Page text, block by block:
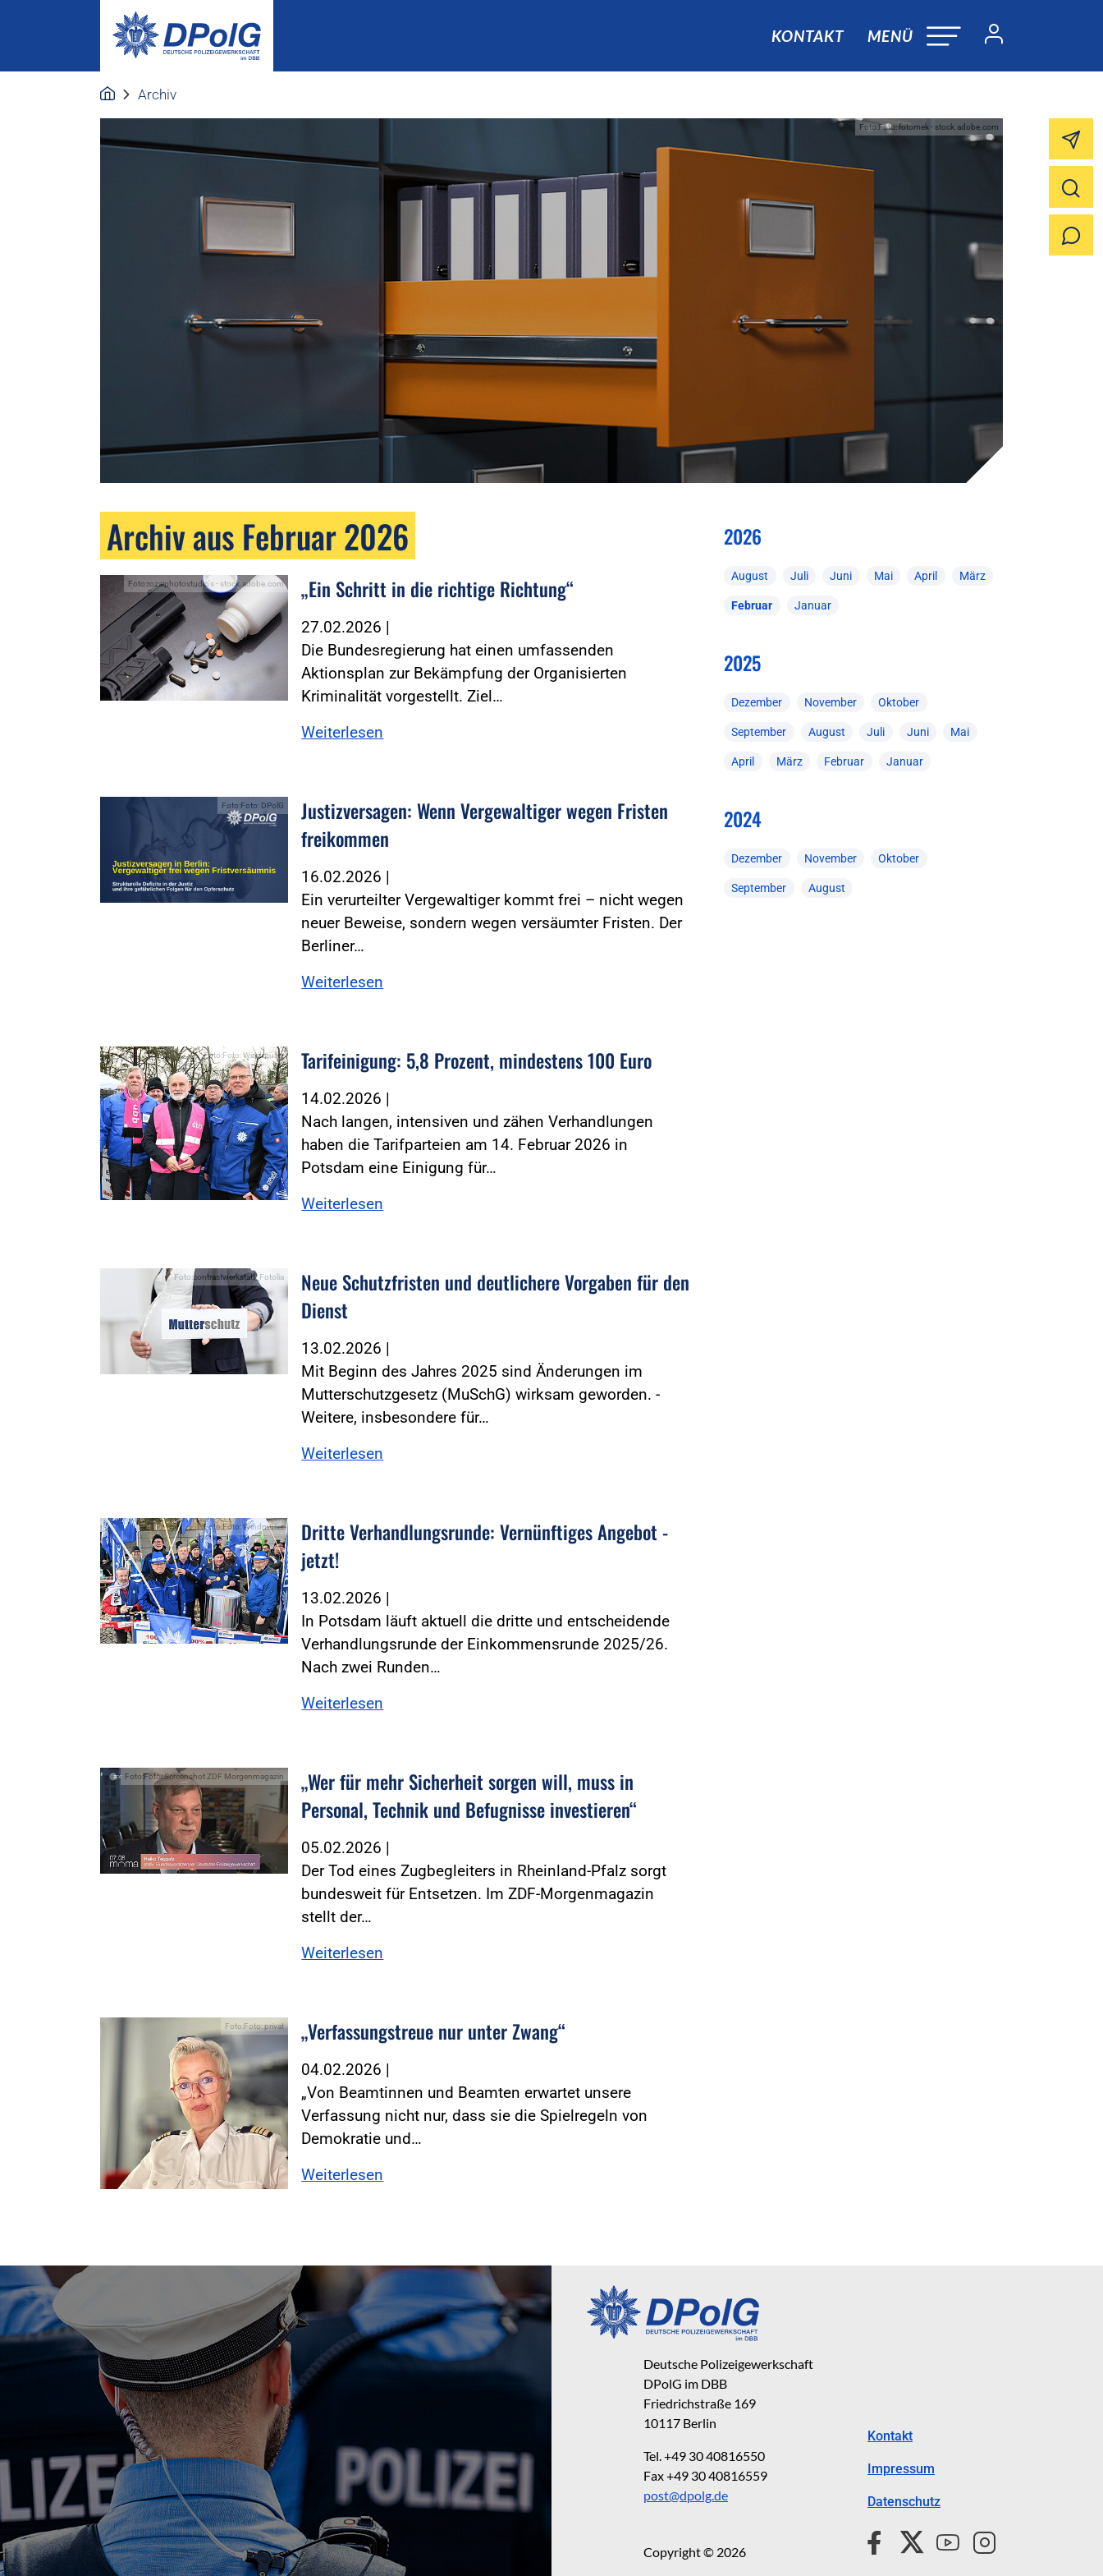
KONTAKT MENÜ
Archiv
Foto:Foto: fotomek - stock.adobe.com
Archiv aus Februar 2026
Foto:rozaiphotostudio's - stock.adobe.com „Ein Schritt in die richtige Richtung“
27.02.2026 |
Die Bundesregierung hat einen umfassenden
Aktionsplan zur Bekämpfung der Organisierten
Kriminalität vorgestellt. Ziel…
Weiterlesen
Foto:Foto: DPolG
Justizversagen: Wenn Vergewaltiger wegen Fristen
freikommen
16.02.2026 |
Ein verurteilter Vergewaltiger kommt frei – nicht wegen
neuer Beweise, sondern wegen versäumter Fristen. Der
Berliner…
Weiterlesen
Foto:Foto: Windmüller Tarifeinigung: 5,8 Prozent, mindestens 100 Euro
14.02.2026 |
Nach langen, intensiven und zähen Verhandlungen
haben die Tarifparteien am 14. Februar 2026 in
Potsdam eine Einigung für…
Weiterlesen
Foto:contrastwerkstatt_Fotolia
Neue Schutzfristen und deutlichere Vorgaben für den
Dienst
13.02.2026 |
Mit Beginn des Jahres 2025 sind Änderungen im
Mutterschutzgesetz (MuSchG) wirksam geworden. ­
Weitere, insbesondere für…
Weiterlesen
Foto:Foto: Windmüller
Dritte Verhandlungsrunde: Vernünftiges Angebot -
jetzt!
13.02.2026 |
In Potsdam läuft aktuell die dritte und entscheidende
Verhandlungsrunde der Einkommensrunde 2025/26.
Nach zwei Runden…
Weiterlesen
Foto:Foto: Screenshot ZDF Morgenmagazin
„Wer für mehr Sicherheit sorgen will, muss in
Personal, Technik und Befugnisse investieren“
05.02.2026 |
Der Tod eines Zugbegleiters in Rheinland-Pfalz sorgt
bundesweit für Entsetzen. Im ZDF-Morgenmagazin
stellt der…
Weiterlesen
Foto:Foto: privat „Verfassungstreue nur unter Zwang“
04.02.2026 |
„Von Beamtinnen und Beamten erwartet unsere
Verfassung nicht nur, dass sie die Spielregeln von
Demokratie und…
Weiterlesen
2026
August Juli Juni Mai April März
Februar Januar
2025
Dezember November Oktober
September August Juli Juni Mai
April März Februar Januar
2024
Dezember November Oktober
September August
Deutsche Polizeigewerkschaft
DPolG im DBB
Friedrichstraße 169
10117 Berlin
Tel. +49 30 40816550
Fax +49 30 40816559
post@dpolg.de
Kontakt
Impressum
Datenschutz
Copyright © 2026